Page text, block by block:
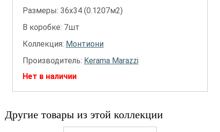
Размеры: 36х34 (0.1207м2)
В коробке: 7шт
Коллекция: Монтиони
Производитель: Kerama Marazzi
Нет в наличии
Другие товары из этой коллекции